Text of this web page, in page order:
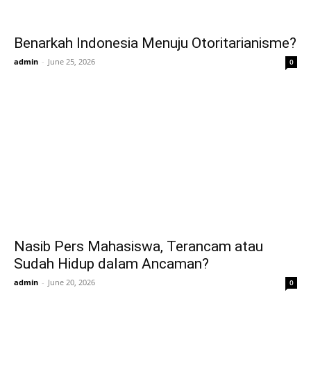
Benarkah Indonesia Menuju Otoritarianisme?
admin - June 25, 2026 0
Nasib Pers Mahasiswa, Terancam atau
Sudah Hidup dalam Ancaman?
admin - June 20, 2026 0